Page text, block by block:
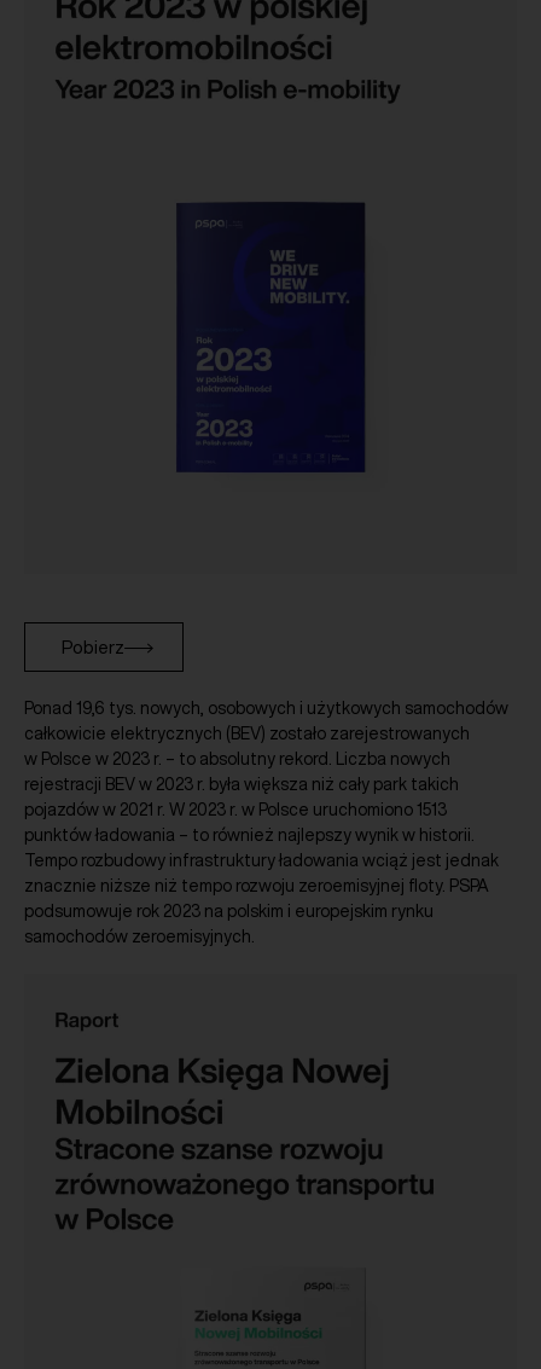
Pobierz
Ponad 19,6 tys. nowych, osobowych i użytkowych samochodów
całkowicie elektrycznych (BEV) zostało zarejestrowanych
w Polsce w 2023 r. – to absolutny rekord. Liczba nowych
rejestracji BEV w 2023 r. była większa niż cały park takich
pojazdów w 2021 r. W 2023 r. w Polsce uruchomiono 1513
punktów ładowania – to również najlepszy wynik w historii.
Tempo rozbudowy infrastruktury ładowania wciąż jest jednak
znacznie niższe niż tempo rozwoju zeroemisyjnej floty. PSPA
podsumowuje rok 2023 na polskim i europejskim rynku
samochodów zeroemisyjnych.